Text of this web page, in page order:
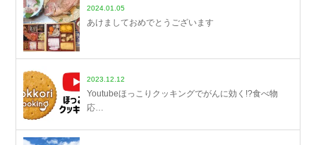
2024.01.05
あけましておめでとうございます
2023.12.12
Youtubeほっこりクッキングでがんに効く!?食べ物
応…